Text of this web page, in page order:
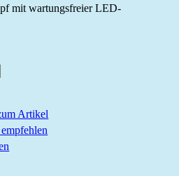
mit wartungsfreier LED-
Artikel